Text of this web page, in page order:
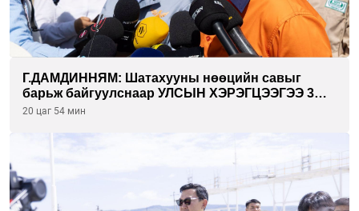
Г.ДАМДИННЯМ: Шатахууны нөөцийн савыг
барьж байгуулснаар УЛСЫН ХЭРЭГЦЭЭГЭЭ 3
САРААР НӨӨЦЛӨДӨГ болно
20 цаг 54 мин